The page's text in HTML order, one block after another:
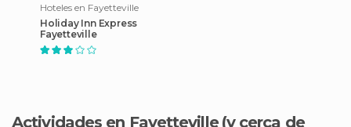
Hoteles en Fayetteville
Holiday Inn Express
Fayetteville
Actividades en Fayetteville (y cerca de